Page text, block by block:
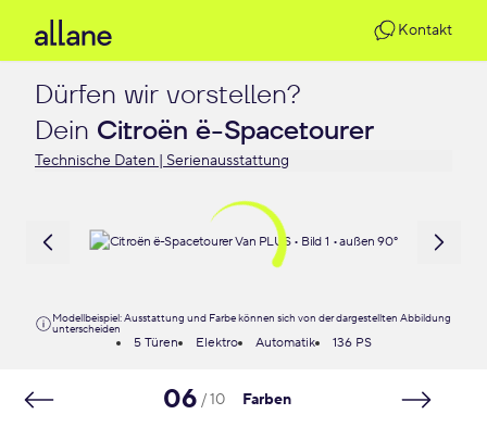
Kontakt
Dürfen wir vorstellen?
Dein Citroën ë-Spacetourer
Technische Daten | Serienausstattung
Modellbeispiel: Ausstattung und Farbe können sich von der dargestellten Abbildung
unterscheiden
5 Türen Elektro Automatik 136 PS
06 / 10 Farben